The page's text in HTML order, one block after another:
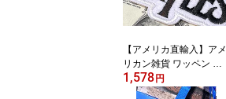
【アメリカ直輸入】アメ
リカン雑貨 ワッペン ア
ップリケ THE BEATLES
ビートルズ ジョン・レノ
1,578円